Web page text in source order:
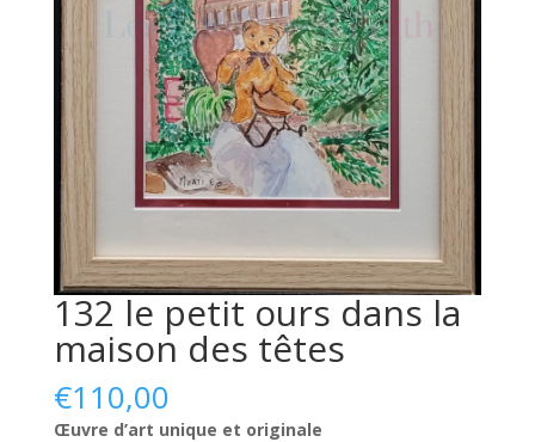
132 le petit ours dans la
maison des têtes
€110,00
Œuvre d’art unique et originale